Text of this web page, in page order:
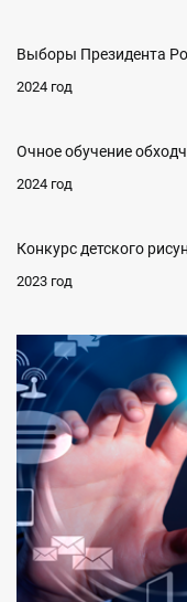
Выборы Президента
2024 год
Очное обучение
2024 год
Конкурс детского
2023 год